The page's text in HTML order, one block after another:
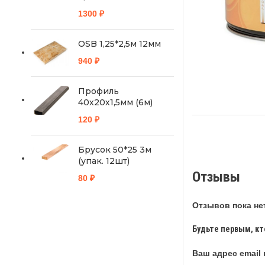
Отзывы
Отзывов пока
Будьте первым,
Ваш адрес email
1300 ₽
OSB 1,25*2,5м 12мм
940 ₽
Профиль
40х20х1,5мм (6м)
120 ₽
Брусок 50*25 3м
(упак. 12шт)
80 ₽